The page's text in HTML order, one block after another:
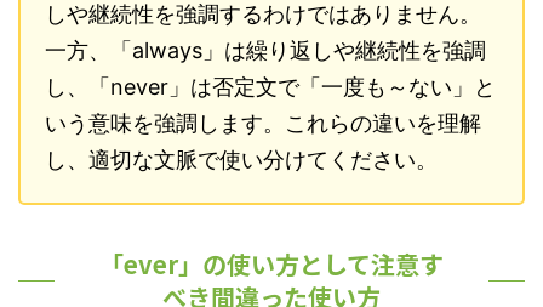
しや継続性を強調するわけではありません。
一方、「always」は繰り返しや継続性を強調
し、「never」は否定文で「一度も～ない」と
いう意味を強調します。これらの違いを理解
し、適切な文脈で使い分けてください。
「ever」の使い方として注意す
べき間違った使い方